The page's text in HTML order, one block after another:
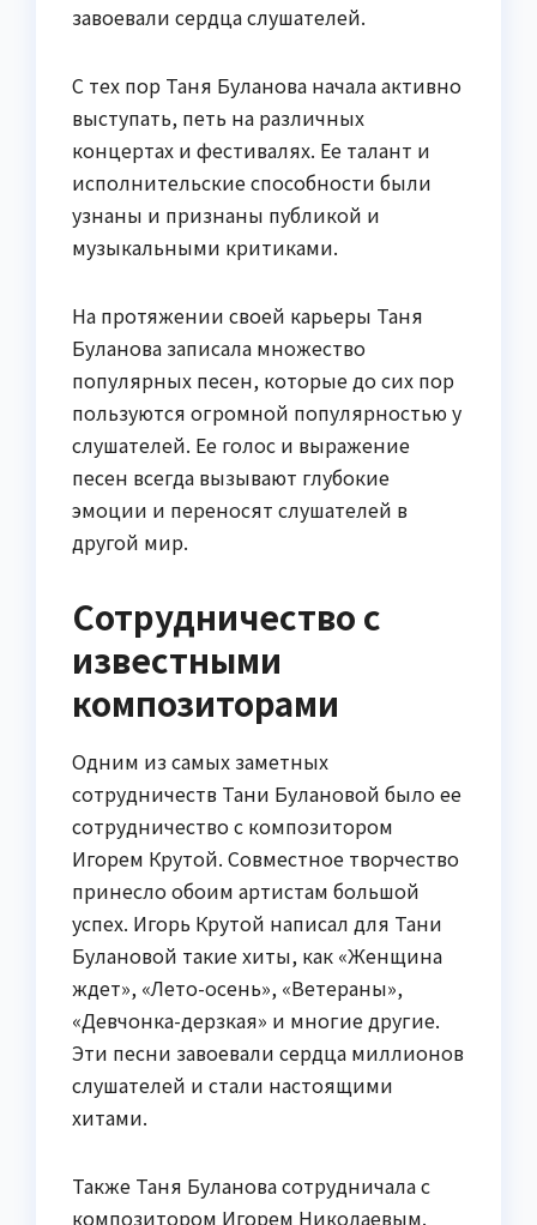
завоевали сердца слушателей.
С тех пор Таня Буланова начала активно
выступать, петь на различных
концертах и фестивалях. Ее талант и
исполнительские способности были
узнаны и признаны публикой и
музыкальными критиками.
На протяжении своей карьеры Таня
Буланова записала множество
популярных песен, которые до сих пор
пользуются огромной популярностью у
слушателей. Ее голос и выражение
песен всегда вызывают глубокие
эмоции и переносят слушателей в
другой мир.
Сотрудничество с
известными
композиторами
Одним из самых заметных
сотрудничеств Тани Булановой было ее
сотрудничество с композитором
Игорем Крутой. Совместное творчество
принесло обоим артистам большой
успех. Игорь Крутой написал для Тани
Булановой такие хиты, как «Женщина
ждет», «Лето-осень», «Ветераны»,
«Девчонка-дерзкая» и многие другие.
Эти песни завоевали сердца миллионов
слушателей и стали настоящими
хитами.
Также Таня Буланова сотрудничала с
композитором Игорем Николаевым.